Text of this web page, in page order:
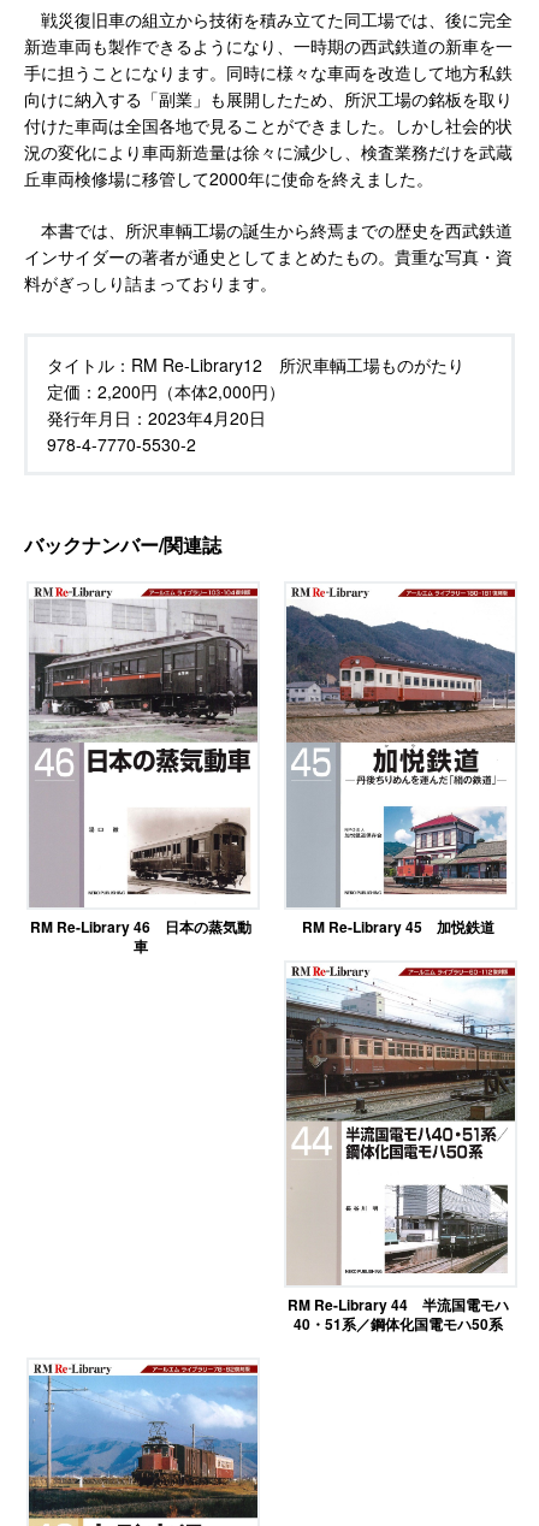
戦災復旧車の組立から技術を積み立てた同工場では、後に完全
新造車両も製作できるようになり、一時期の西武鉄道の新車を一
手に担うことになります。同時に様々な車両を改造して地方私鉄
向けに納入する「副業」も展開したため、所沢工場の銘板を取り
付けた車両は全国各地で見ることができました。しかし社会的状
況の変化により車両新造量は徐々に減少し、検査業務だけを武蔵
丘車両検修場に移管して2000年に使命を終えました。
本書では、所沢車輌工場の誕生から終焉までの歴史を西武鉄道
インサイダーの著者が通史としてまとめたもの。貴重な写真・資
料がぎっしり詰まっております。
タイトル： RM Re-Library12 所沢車輌工場ものがたり
定価： 2,200円（本体2,000円）
発行年月日： 2023年4月20日
978-4-7770-5530-2
バックナンバー/関連誌
RM Re-Library 46 日本の蒸気動
車
RM Re-Library 45 加悦鉄道
RM Re-Library 44 半流国電モハ
40・51系／鋼体化国電モハ50系